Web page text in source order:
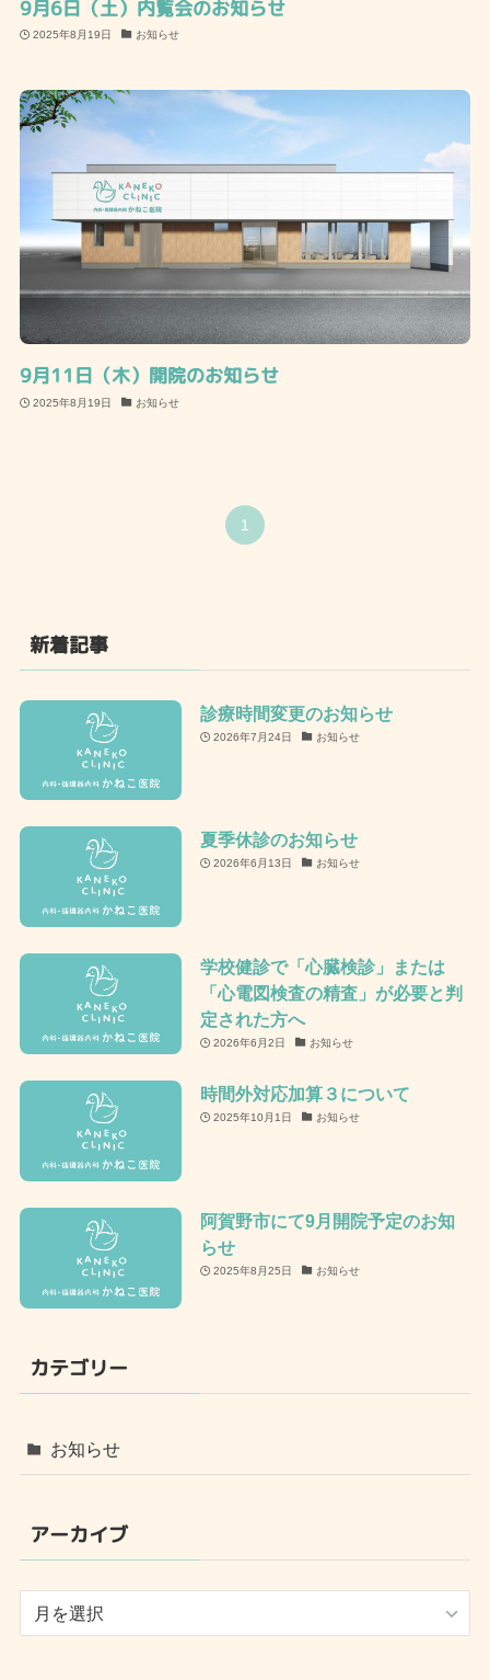
9月6日（土）内覧会のお知らせ
2025年8月19日 お知らせ
9月11日（木）開院のお知らせ
2025年8月19日 お知らせ
1
新着記事
診療時間変更のお知らせ
2026年7月24日 お知らせ
夏季休診のお知らせ
2026年6月13日 お知らせ
学校健診で「心臓検診」または
「心電図検査の精査」が必要と判
定された方へ
2026年6月2日 お知らせ
時間外対応加算３について
2025年10月1日 お知らせ
阿賀野市にて9月開院予定のお知
らせ
2025年8月25日 お知らせ
カテゴリー
お知らせ
アーカイブ